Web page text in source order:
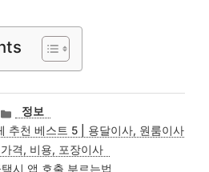
카
테
고
리
정보
추천 베스트 5 | 용달이사, 원룸이사
격, 비용, 포장이사
시 앱 호출 부르는법